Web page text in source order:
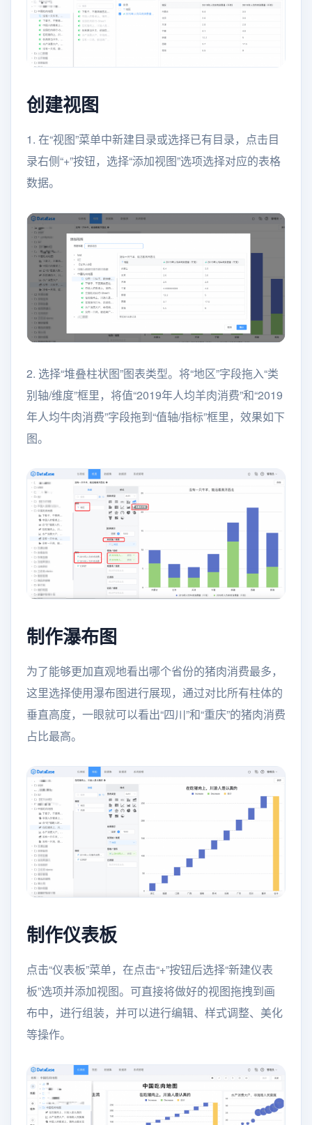
创建视图
1. 在“视图”菜单中新建目录或选择已有目录，点击目
录右侧“+”按钮，选择“添加视图”选项选择对应的表格
数据。
2. 选择“堆叠柱状图”图表类型。将“地区”字段拖入“类
别轴/维度”框里，将值“2019年人均羊肉消费”和“2019
年人均牛肉消费”字段拖到“值轴/指标”框里，效果如下
图。
制作瀑布图
为了能够更加直观地看出哪个省份的猪肉消费最多，
这里选择使用瀑布图进行展现，通过对比所有柱体的
垂直高度，一眼就可以看出“四川”和“重庆”的猪肉消费
占比最高。
制作仪表板
点击“仪表板”菜单，在点击“+”按钮后选择“新建仪表
板”选项并添加视图。可直接将做好的视图拖拽到画
布中，进行组装，并可以进行编辑、样式调整、美化
等操作。